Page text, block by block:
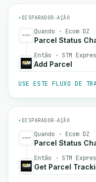
⚡ DISPARADOR→AÇÃO
Quando · Ecom DZ
Parcel Status
Então · STM
Add Parcel
USE ESTE FLUXO DE
⚡ DISPARADOR→AÇÃO
Quando · Ecom DZ
Parcel Status
Então · STM
Get Parcel